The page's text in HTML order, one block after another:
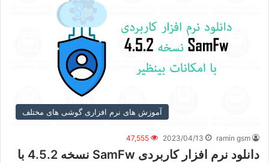
آموزش های نرم افزاری گوشی های مختلف
ramin gsm
2023/04/13
47,555
دانلود نرم افزار کاربردی SamFw نسخه 4.5.2 با